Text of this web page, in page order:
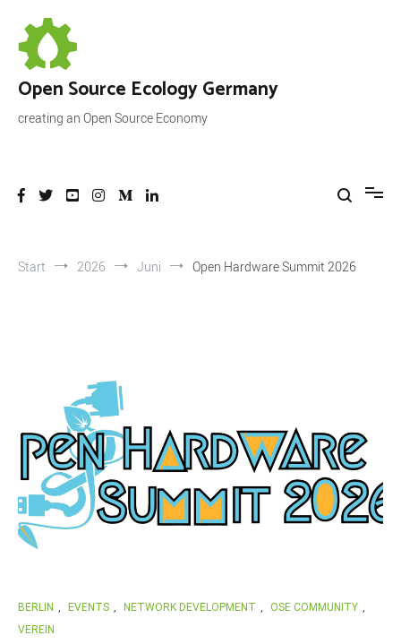
Inhalt
springen
Open Source Ecology Germany
creating an Open Source Economy
Start 2026 Juni Open Hardware Summit 2026
BERLIN , EVENTS , NETWORK DEVELOPMENT , OSE COMMUNITY ,
VEREIN